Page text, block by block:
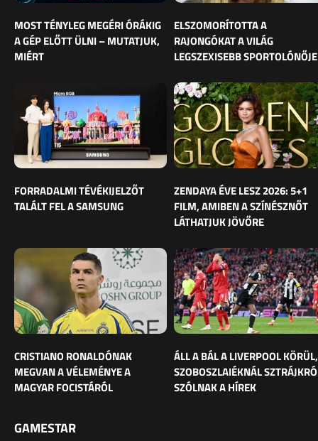
MOST TÉNYLEG MEGÉRI ÓRÁKIG
A GÉP ELŐTT ÜLNI – MUTATJUK,
MIÉRT
ELSZOMORÍTOTTA A
RAJONGÓKAT A VILÁG
LEGSZEXISEBB SPORTOLÓNŐJE
FORRADALMI TÉVÉKIJELZŐT
TALÁLT FEL A SAMSUNG
ZENDAYA ÉVE LESZ 2026: 5+1
FILM, AMIBEN A SZÍNÉSZNŐT
LÁTHATJUK JÖVŐRE
CRISTIANO RONALDÓNAK
MEGVAN A VÉLEMÉNYE A
MAGYAR FOCISTÁRÓL
ÁLL A BÁL A LIVERPOOL KÖRÜL,
SZOBOSZLAIÉKNÁL
SZÓLNAK A HÍREK
GAMESTAR